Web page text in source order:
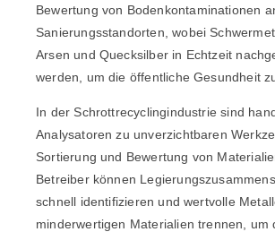
Bewertung von Bodenkontaminationen
Sanierungsstandorten, wobei
Arsen und Quecksilber in Echtzeit
werden, um die öffentliche Gesundheit
In der Schrottrecyclingindustrie sind
Analysatoren zu unverzichtbaren
Sortierung und Bewertung von
Betreiber können
schnell identifizieren und wertvolle
minderwertigen Materialien trennen, um